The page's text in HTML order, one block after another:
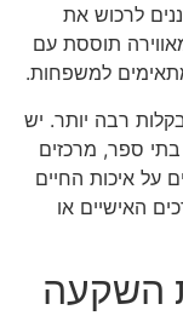
לרכוש את
תוססת עם
למשפחות.
רבה יותר. יש
בתי ספר, מרכזים
על איכות החיים
האישיים או
השקעה